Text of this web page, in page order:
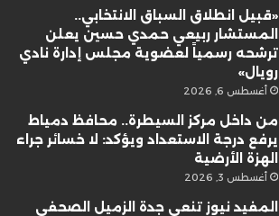
«قبيل انطلاق السباق الانتخابي..
المستشار ربيعي حمدي حسين يعلن
ترشحه رسمياً لعضوية مجلس إدارة نادي
رويال»
أغسطس 6, 2026
من داخل مركز السيطرة.. محافظ دمياط
يرفع درجة الاستعداد ويؤكد: لا خسائر جراء
الهزة الأرضية
أغسطس 3, 2026
المفيد نيوز تنعى جدة الزميل الصحفي